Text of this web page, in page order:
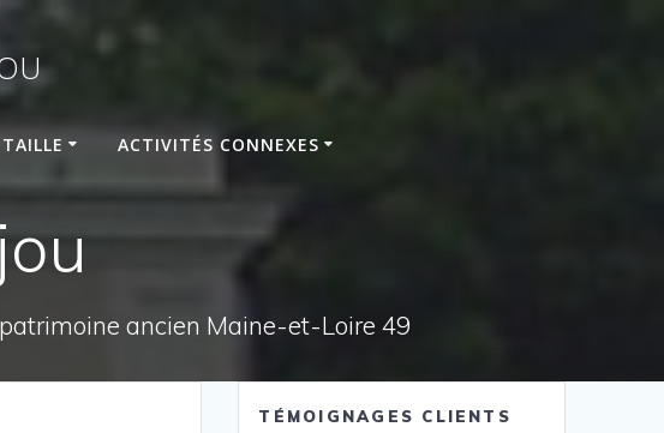
ACTIVITÉS CONNEXES
ancien Maine-et-Loire 49
TÉMOIGNAGES CLIENTS